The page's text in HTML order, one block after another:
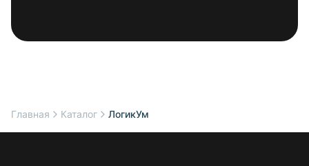
Главная Каталог ЛогикУм